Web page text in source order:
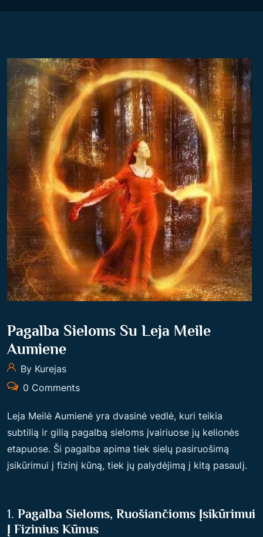
Pagalba Sieloms Su Leja Meile
Aumiene
By Kurejas
0 Comments
Leja Meilė Aumienė yra dvasinė vedlė, kuri teikia
subtilią ir gilią pagalbą sieloms įvairiuose jų kelionės
etapuose. Ši pagalba apima tiek sielų pasiruošimą
įsikūrimui į fizinį kūną, tiek jų palydėjimą į kitą pasaulį.
1. Pagalba Sieloms, Ruošiančioms Įsikūrimui
Į Fizinius Kūnus